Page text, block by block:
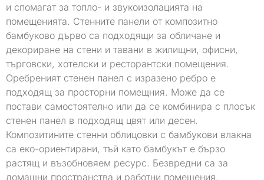
и спомагат за топло- и звукоизолацията на
помещенията. Стенните панели от композитно
бамбуково дърво са подходящи за обличане и
декориране на стени и тавани в жилищни, офисни,
търговски, хотелски и ресторантски помещения.
Оребреният стенен панел с изразено ребро е
подходящ за просторни помещния. Може да се
постави самостоятелно или да се комбинира с плосък
стенен панел в подходящ цвят или десен.
Композитините стенни облицовки с бамбукови влакна
са еко-ориентирани, тъй като бамбукът е бързо
растящ и възобновяем ресурс. Безвредни са за
домашни пространства и работни помещения.